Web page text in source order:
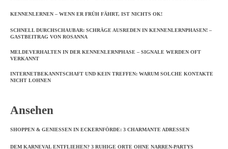
KENNENLERNEN – WENN ER FRÜH FÄHRT, IST NICHTS OK!
SCHNELL DURCHSCHAUBAR: SCHRÄGE AUSREDEN IN KENNENLERNPHASEN! –
GASTBEITRAG VON ROSANNA
MELDEVERHALTEN IN DER KENNENLERNPHASE – SIGNALE WERDEN OFT
VERKANNT
INTERNETBEKANNTSCHAFT UND KEIN TREFFEN: WARUM SOLCHE KONTAKTE
NICHT LOHNEN
Ansehen
SHOPPEN & GENIESSEN IN ECKERNFÖRDE: 3 CHARMANTE ADRESSEN
DEM KARNEVAL ENTFLIEHEN? 3 RUHIGE ORTE OHNE NARREN-PARTYS